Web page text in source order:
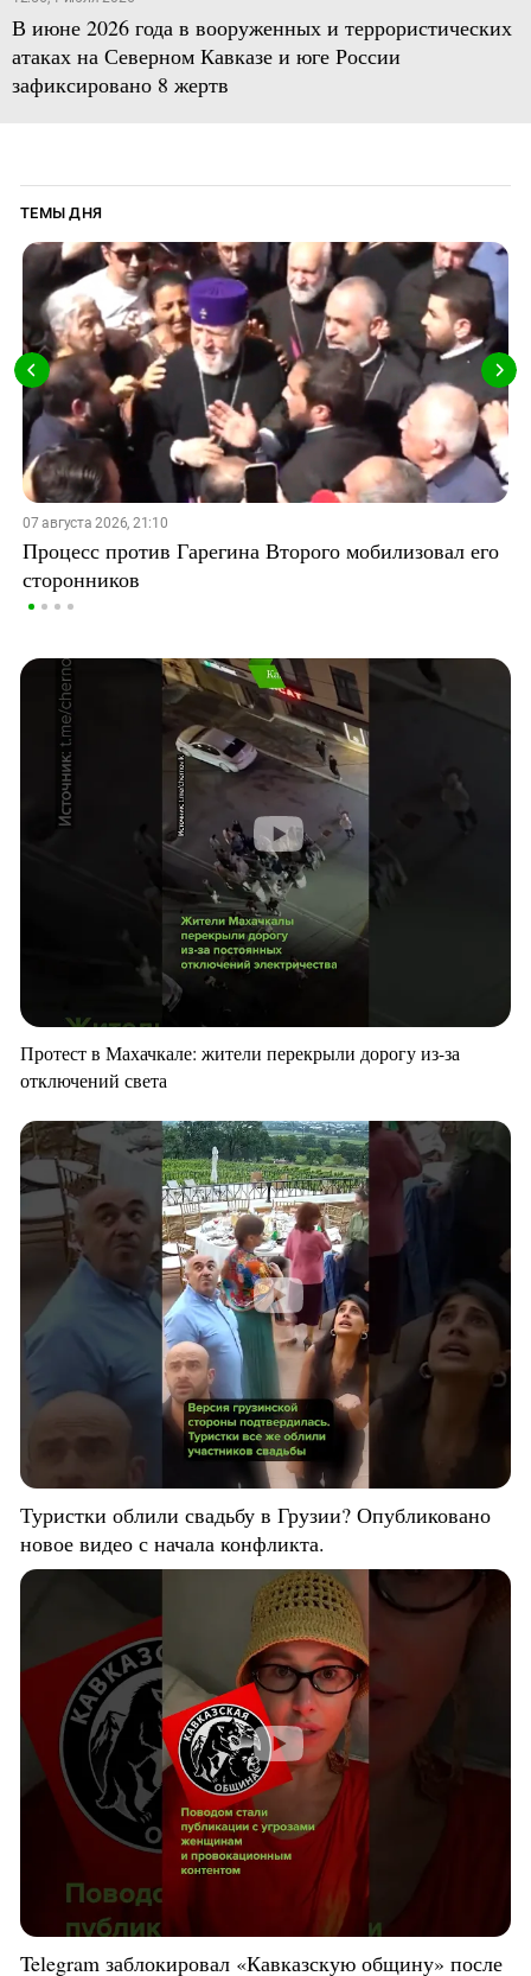
В июне 2026 года в вооруженных и террористических
атаках на Северном Кавказе и юге России
зафиксировано 8 жертв
ТЕМЫ ДНЯ
07 августа 2026, 21:10
Процесс против Гарегина Второго мобилизовал его
сторонников
Протест в Махачкале: жители перекрыли дорогу из-за
отключений света
Туристки облили свадьбу в Грузии? Опубликовано
новое видео с начала конфликта.
Telegram заблокировал «Кавказскую общину» после